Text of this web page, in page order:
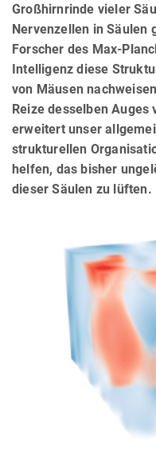
Großhirnrinde vieler
Nervenzellen in Säulen
Forscher des Max-
Intelligenz diese
von Mäusen
Reize desselben Auges
erweitert unser
strukturellen
helfen, das bisher
dieser Säulen zu lüften.